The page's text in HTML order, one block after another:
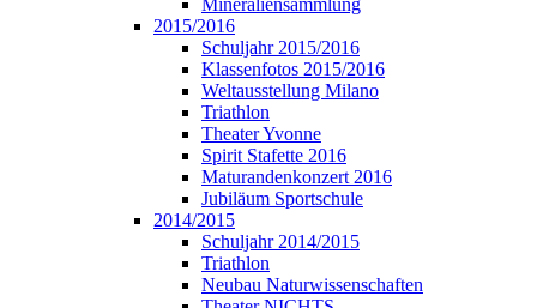
Mineraliensammlung
2015/2016
Schuljahr 2015/2016
Klassenfotos 2015/2016
Weltausstellung Milano
Triathlon
Theater Yvonne
Spirit Stafette 2016
Maturandenkonzert 2016
Jubiläum Sportschule
2014/2015
Schuljahr 2014/2015
Triathlon
Neubau Naturwissenschaften